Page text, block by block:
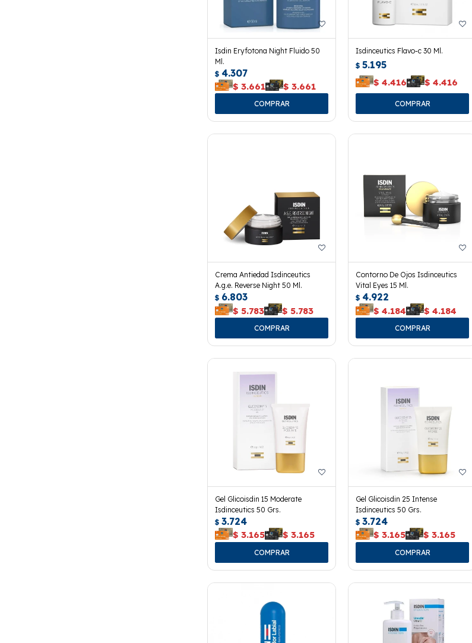
Isdin Eryfotona Night Fluido 50
Ml.
$ 4.307
$ 3.661 $ 3.661
Isdinceutics Flavo-c 30 Ml.
$ 5.195
$ 4.416 $ 4.416
Crema Antiedad Isdinceutics
A.g.e. Reverse Night 50 Ml.
$ 6.803
$ 5.783 $ 5.783
Contorno De Ojos Isdinceutics
Vital Eyes 15 Ml.
$ 4.922
$ 4.184 $ 4.184
Gel Glicoisdin 15 Moderate
Isdinceutics 50 Grs.
$ 3.724
$ 3.165 $ 3.165
Gel Glicoisdin 25 Intense
Isdinceutics 50 Grs.
$ 3.724
$ 3.165 $ 3.165